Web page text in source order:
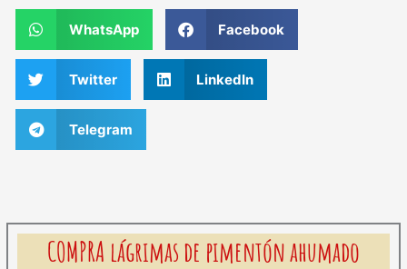
WhatsApp Facebook
Twitter LinkedIn
Telegram
COMPRA lágrimas de pimentón ahumado